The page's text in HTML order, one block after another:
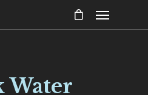
Water